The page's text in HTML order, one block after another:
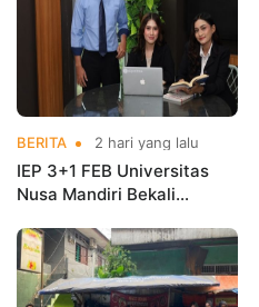
BERITA 2 hari yang lalu
IEP 3+1 FEB Universitas
Nusa Mandiri Bekali
Kerja Sebelum Lulus